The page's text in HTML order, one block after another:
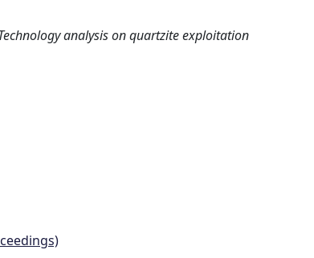
analysis on quartzite exploitation